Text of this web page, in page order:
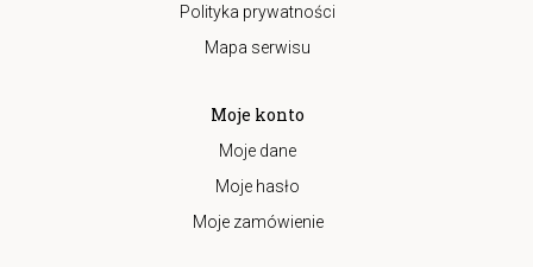
Polityka prywatności
Mapa serwisu
Moje konto
Moje dane
Moje hasło
Moje zamówienie